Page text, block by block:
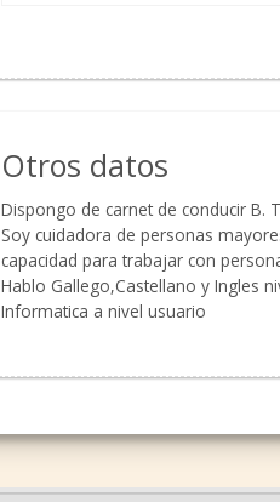
Otros datos
Dispongo de carnet de conducir B.
Soy cuidadora de personas
capacidad para trabajar con
Hablo Gallego,Castellano y Ingles
Informatica a nivel usuario